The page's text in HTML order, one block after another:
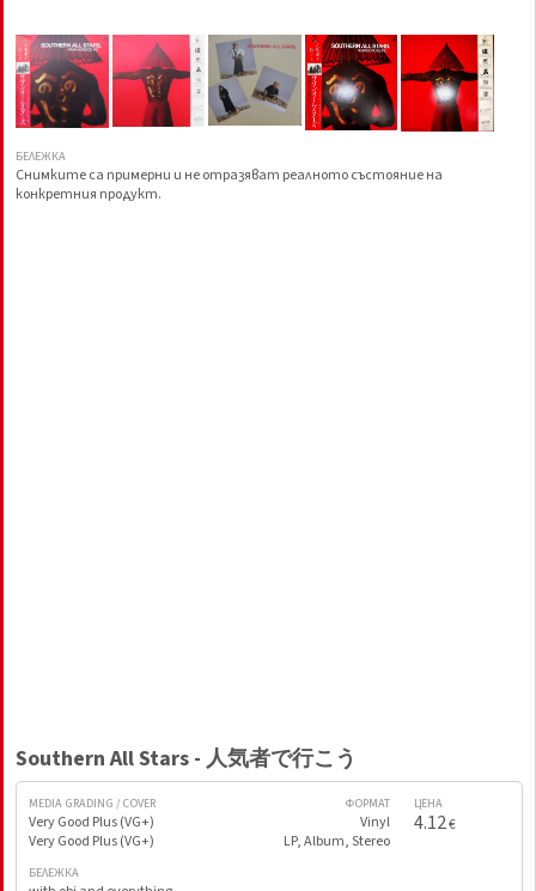
БЕЛЕЖКА
Снимките са примерни и не отразяват реалното състояние на
конкретния продукт.
Southern All Stars - 人気者で行こう
MEDIA GRADING / COVER
Very Good Plus (VG+)
Very Good Plus (VG+)
ФОРМАТ
Vinyl
LP, Album, Stereo
ЦЕНА
4.12€
БЕЛЕЖКА